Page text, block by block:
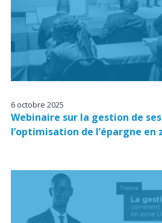
6 octobre 2025
Webinaire sur la gestion de
l’optimisation de l’épargne en